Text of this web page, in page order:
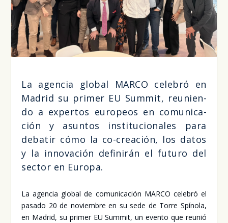
La agen­cia glo­bal MAR­CO cele­bró en
Madrid su pri­mer EU Sum­mit, reu­nien­
do a exper­tos euro­peos en comu­ni­ca­
ción y asun­tos ins­ti­tu­cio­na­les para
deba­tir cómo la co-crea­ción, los datos
y la inno­va­ción defi­ni­rán el futu­ro del
sec­tor en Euro­pa.
La agen­cia glo­bal de comu­ni­ca­ción MAR­CO cele­bró el
pasa­do 20 de noviem­bre en su sede de Torre Spí­no­la,
en Madrid, su pri­mer EU Sum­mit, un even­to que reu­nió